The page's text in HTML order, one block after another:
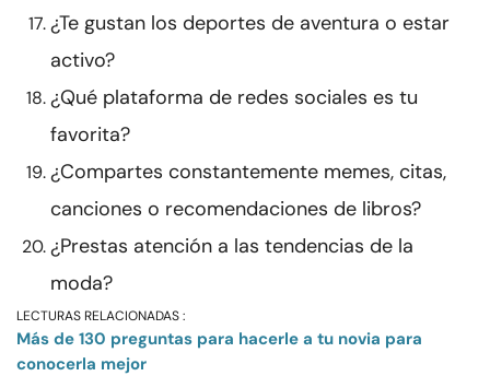
¿Te gustan los deportes de aventura o estar
activo?
¿Qué plataforma de redes sociales es tu
favorita?
¿Compartes constantemente memes, citas,
canciones o recomendaciones de libros?
¿Prestas atención a las tendencias de la
moda?
LECTURAS RELACIONADAS :
Más de 130 preguntas para hacerle a tu novia para
conocerla mejor